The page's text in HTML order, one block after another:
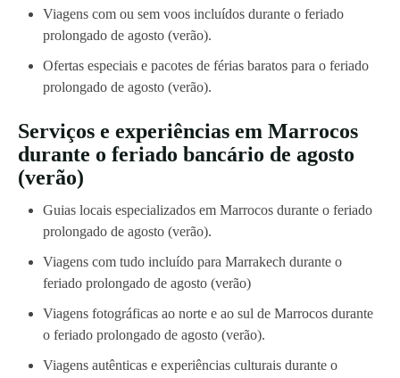
Viagens com ou sem voos incluídos durante o feriado
prolongado de agosto (verão).
Ofertas especiais e pacotes de férias baratos para o feriado
prolongado de agosto (verão).
Serviços e experiências em Marrocos
durante o feriado bancário de agosto
(verão)
Guias locais especializados em Marrocos durante o feriado
prolongado de agosto (verão).
Viagens com tudo incluído para Marrakech durante o
feriado prolongado de agosto (verão)
Viagens fotográficas ao norte e ao sul de Marrocos durante
o feriado prolongado de agosto (verão).
Viagens autênticas e experiências culturais durante o